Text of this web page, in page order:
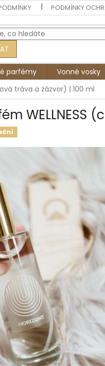
PODMÍNKY
parfémy Vonné vosky
tráva a zázvor) | 100 ml
WELLNESS